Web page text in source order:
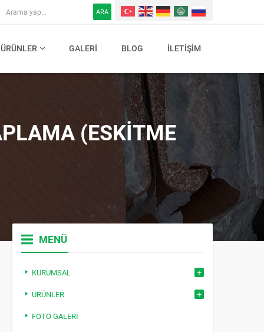
ARA
ÜRÜNLER GALERI BLOG İLETIŞIM
(ESKITME
MENÜ
KURUMSAL
ÜRÜNLER
FOTO GALERI